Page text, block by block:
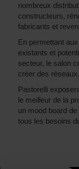
nombreux
constructeurs,
fabricants et
En permettant
existants et
secteur, le salon
créer des réseaux.
Pastorelli
le meilleur de la
un mood board
tous les besoins